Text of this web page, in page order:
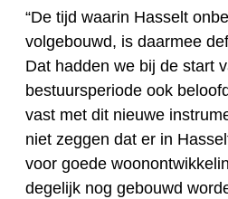
“De tijd waarin Hasselt
volgebouwd, is daarmee
Dat hadden we bij de start
bestuursperiode ook
vast met dit nieuwe
niet zeggen dat er in
voor goede
degelijk nog gebouwd